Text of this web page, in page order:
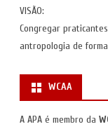
VISÃO:
Congregar
antropologia de
WCAA
A APA é membro da